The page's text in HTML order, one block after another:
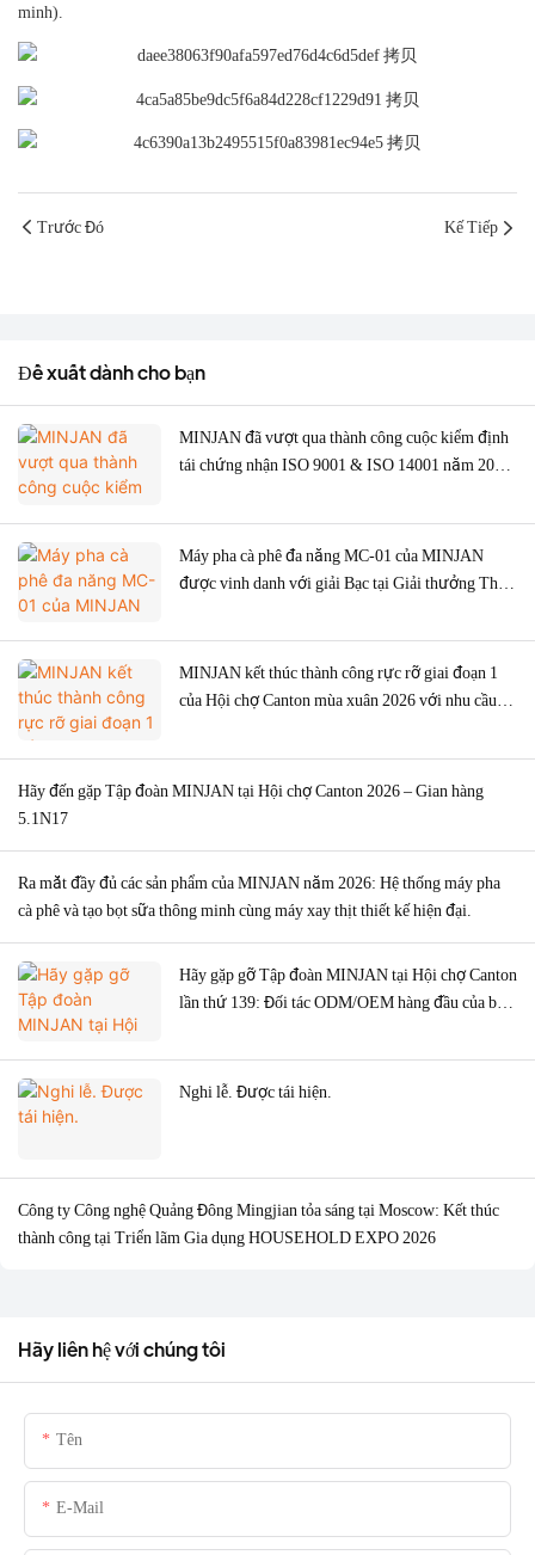
minh).
Trước Đó Kế Tiếp
Đề xuất dành cho bạn
MINJAN đã vượt qua thành công cuộc kiểm định
tái chứng nhận ISO 9001 & ISO 14001 năm 2026
xay thịt, lò nướng và máy pha cà phê.
Máy pha cà phê đa năng MC-01 của MINJAN
được vinh danh với giải Bạc tại Giải thưởng Thiết
MINJAN kết thúc thành công rực rỡ giai đoạn 1
của Hội chợ Canton mùa xuân 2026 với nhu cầu
Hãy đến gặp Tập đoàn MINJAN tại Hội chợ Canton 2026 – Gian hàng
5.1N17
Ra mắt đầy đủ các sản phẩm của MINJAN năm 2026: Hệ thống máy pha
cà phê và tạo bọt sữa thông minh cùng máy xay thịt thiết kế hiện đại.
Hãy gặp gỡ Tập đoàn MINJAN tại Hội chợ Canton
lần thứ 139: Đối tác ODM/OEM hàng đầu của bạn
Nghi lễ. Được tái hiện.
Công ty Công nghệ Quảng Đông Mingjian tỏa sáng tại Moscow: Kết thúc
thành công tại Triển lãm Gia dụng HOUSEHOLD EXPO 2026
Hãy liên hệ với chúng tôi
Tên
E-Mail